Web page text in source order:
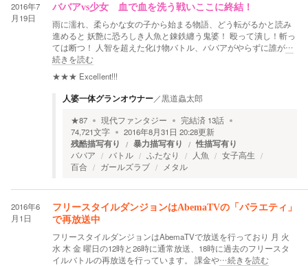
2016年7
月19日
ババアvs少女 血で血を洗う戦いここに終結！
雨に濡れ、柔らかな女の子から始まる物語、どう転がるかと読み
進めると 妖艶に恐ろしき人魚と錬鉄纏う鬼婆！ 殴って潰し！斬っ
ては断つ！ 人智を超えた化け物バトル、ババアがやらずに誰が…
続きを読む
★★★ Excellent!!!
人婆一体グランオウナー／黒道蟲太郎
★87 現代ファンタジー 完結済 13話
74,721文字 2016年8月31日 20:28更新
残酷描写有り 暴力描写有り 性描写有り
ババア バトル ふたなり 人魚
女子高生
百合
ガールズラブ メタル
2016年6
月1日
フリースタイルダンジョンはAbemaTVの「バラエティ」
で再放送中
フリースタイルダンジョンはAbemaTVで放送を行っており 月 火
水 木 金 曜日の12時と26時に通常放送、18時に過去のフリースタ
イルバトルの再放送を行っています。 課金や…続きを読む